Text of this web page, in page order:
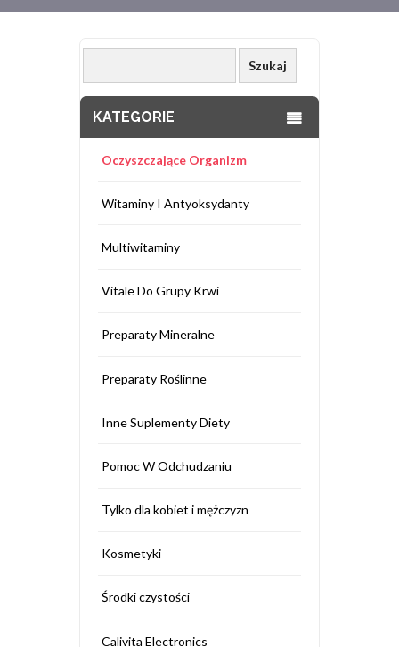
KATEGORIE
Oczyszczające Organizm
Witaminy I Antyoksydanty
Multiwitaminy
Vitale Do Grupy Krwi
Preparaty Mineralne
Preparaty Roślinne
Inne Suplementy Diety
Pomoc W Odchudzaniu
Tylko dla kobiet i mężczyzn
Kosmetyki
Środki czystości
Calivita Electronics